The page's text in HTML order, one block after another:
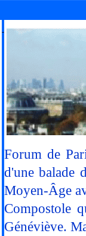
-
Forum de
d'une balade
Moyen-Âge
Compostole
Généviève.